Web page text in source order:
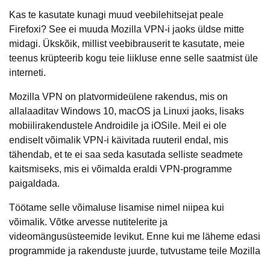
Kas te kasutate kunagi muud veebilehitsejat peale
Firefoxi? See ei muuda Mozilla VPN-i jaoks üldse mitte
midagi. Ükskõik, millist veebibrauserit te kasutate, meie
teenus krüpteerib kogu teie liikluse enne selle saatmist üle
interneti.
Mozilla VPN on platvormideülene rakendus, mis on
allalaaditav Windows 10, macOS ja Linuxi jaoks, lisaks
mobiilirakendustele Androidile ja iOSile. Meil ei ole
endiselt võimalik VPN-i käivitada ruuteril endal, mis
tähendab, et te ei saa seda kasutada selliste seadmete
kaitsmiseks, mis ei võimalda eraldi VPN-programme
paigaldada.
Töötame selle võimaluse lisamise nimel niipea kui
võimalik. Võtke arvesse nutitelerite ja
videomängusüsteemide levikut. Enne kui me läheme edasi
programmide ja rakenduste juurde, tutvustame teile Mozilla